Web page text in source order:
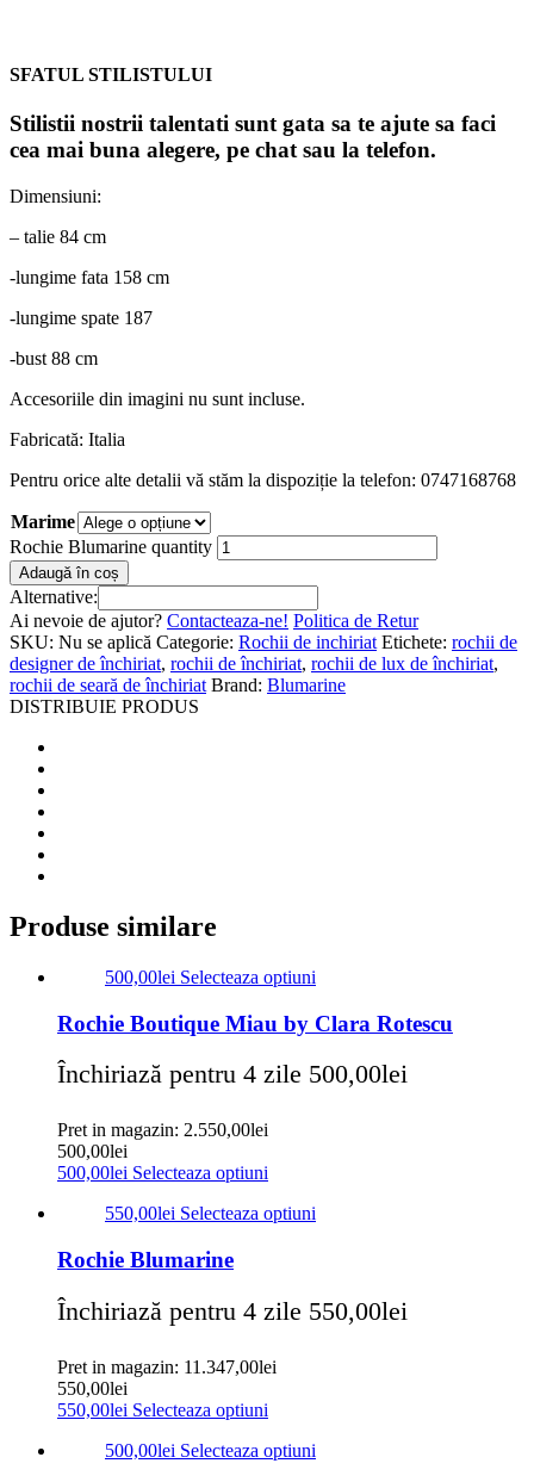
SFATUL STILISTULUI
Stilistii nostrii talentati sunt gata sa te ajute sa faci
cea mai buna alegere, pe chat sau la telefon.
Dimensiuni:
– talie 84 cm
-lungime fata 158 cm
-lungime spate 187
-bust 88 cm
Accesoriile din imagini nu sunt incluse.
Fabricată: Italia
Pentru orice alte detalii vă stăm la dispoziție la telefon: 0747168768
Marime
Rochie Blumarine quantity
Adaugă în coș
Alternative:
Ai nevoie de ajutor? Contacteaza-ne! Politica de Retur
SKU: Nu se aplică Categorie: Rochii de inchiriat Etichete: rochii de
designer de închiriat, rochii de închiriat, rochii de lux de închiriat,
rochii de seară de închiriat Brand: Blumarine
DISTRIBUIE PRODUS
Produse similare
500,00lei Selecteaza optiuni
Rochie Boutique Miau by Clara Rotescu
Închiriază pentru 4 zile 500,00lei
Pret in magazin: 2.550,00lei
500,00lei
500,00lei Selecteaza optiuni
550,00lei Selecteaza optiuni
Rochie Blumarine
Închiriază pentru 4 zile 550,00lei
Pret in magazin: 11.347,00lei
550,00lei
550,00lei Selecteaza optiuni
500,00lei Selecteaza optiuni